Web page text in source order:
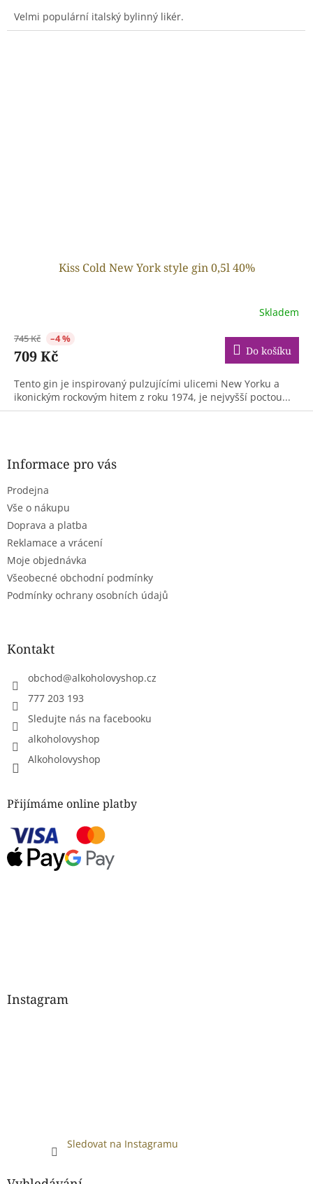
Velmi populární italský bylinný likér.
Kiss Cold New York style gin 0,5l 40%
Skladem
745 Kč –4 %
709 Kč Do košíku
Tento gin je inspirovaný pulzujícími ulicemi New Yorku a
ikonickým rockovým hitem z roku 1974, je nejvyšší poctou...
Z
Informace pro vás
Prodejna
Vše o nákupu
Doprava a platba
Reklamace a vrácení
Moje objednávka
Všeobecné obchodní podmínky
Podmínky ochrany osobních údajů
Kontakt
obchod@alkoholovyshop.cz
777 203 193
Sledujte nás na facebooku
alkoholovyshop
Alkoholovyshop
Přijímáme online platby
Instagram
Sledovat na Instagramu